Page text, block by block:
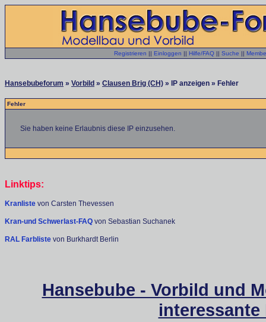
Registrieren || Einloggen || Hilfe/FAQ || Suche ||
Hansebubeforum » Vorbild » Clausen Brig (CH) » IP anzeigen » Fehler
Fehler
Sie haben keine Erlaubnis diese IP einzusehen.
Linktips:
Kranliste von Carsten Thevessen
Kran-und Schwerlast-FAQ von Sebastian Suchanek
RAL Farbliste von Burkhardt Berlin
Hansebube - Vorbild und